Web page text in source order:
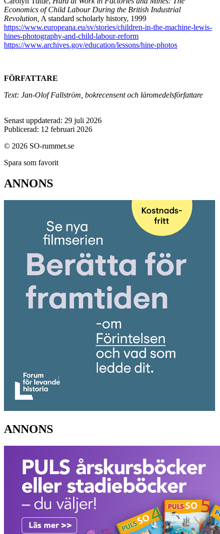
Economics of Child Labour During the British Industrial
Revolution, A standard scholarly history, 1999
https://www.europeana.eu/sv/stories/children-in-the-machine-lewis-
hines-photography-and-child-labour-reform
https://www.archives.gov/education/lessons/hine-photos
FÖRFATTARE
Text: Jan-Olof Fallström, bokrecensent och läromedelsförfattare
Senast uppdaterad: 29 juli 2026
Publicerad: 12 februari 2026
© 2026 SO-rummet.se
Spara som favorit
ANNONS
ANNONS